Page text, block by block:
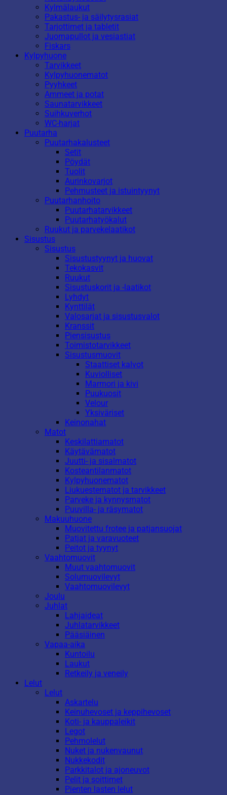
Kylmälaukut
Pakastus- ja säilytysrasiat
Tarjottimet ja tabletit
Juomapullot ja vesiastiat
Fiskars
Kylpyhuone
Tarvikkeet
Kylpyhuonematot
Pyyhkeet
Ammeet ja potat
Saunatarvikkeet
Suihkuverhot
WC-harjat
Puutarha
Puutarhakalusteet
Setit
Pöydät
Tuolit
Aurinkovarjot
Pehmusteet ja istuintyynyt
Puutarhanhoito
Puutarhatarvikkeet
Puutarhatyökalut
Ruukut ja parvekelaatikot
Sisustus
Sisustus
Sisustustyynyt ja huovat
Tekokasvit
Ruukut
Sisustuskorit ja -laatikot
Lyhdyt
Kynttilät
Valosarjat ja sisustusvalot
Kranssit
Piensisustus
Toimistotarvikkeet
Sisustusmuovit
Staattiset kalvot
Kuviolliset
Marmori ja kivi
Puukuosit
Velour
Yksiväriset
Keinonahat
Matot
Keskilattiamatot
Käytävämatot
Juutti- ja sisalmatot
Kosteantilanmatot
Kylpyhuonematot
Liukuestematot ja tarvikkeet
Parveke ja kynnysmatot
Puuvilla- ja räsymatot
Makuuhuone
Muovitettu frotee ja patjansuojat
Patjat ja varavuoteet
Peitot ja tyynyt
Vaahtomuovit
Muut vaahtomuovit
Solumuovilevyt
Vaahtomuovilevyt
Joulu
Juhlat
Lahjaideat
Juhlatarvikkeet
Pääsiäinen
Vapaa-aika
Kuntoilu
Laukut
Retkeily ja veneily
Lelut
Lelut
Askartelu
Keinuhevoset ja keppihevoset
Koti- ja kauppaleikit
Legot
Pehmolelut
Nuket ja nukenvaunut
Nukkekodit
Parkkitalot ja ajoneuvot
Pelit ja soittimet
Pienten lasten lelut